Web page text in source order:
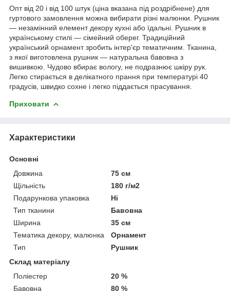
Опт від 20 і від 100 штук (ціна вказана під роздрібнене) для
гуртового замовлення можна вибирати різні малюнки. Рушник
— незамінний елемент декору кухні або їдальні. Рушник в
українському стилі — сімейний оберег. Традиційний
український орнамент зробить інтер'єр тематичним. Тканина,
з якої виготовлена рушник — натуральна бавовна з
вишивкою. Чудово вбирає вологу, не подразнює шкіру рук.
Легко стирається в делікатного прання при температурі 40
градусів, швидко сохне і легко піддається прасування.
Приховати
Характеристики
Основні
Довжина
75 см
Щільність
180 г/м2
Подарункова упаковка
Ні
Тип тканини
Бавовна
Ширина
35 см
Тематика декору, малюнка
Орнамент
Тип
Рушник
Склад матеріалу
Поліестер
20 %
Бавовна
80 %